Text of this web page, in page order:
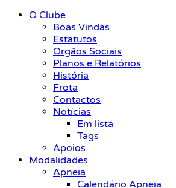
O Clube
Boas Vindas
Estatutos
Orgãos Sociais
Planos e Relatórios
História
Frota
Contactos
Notícias
Em lista
Tags
Apoios
Modalidades
Apneia
Calendário Apneia